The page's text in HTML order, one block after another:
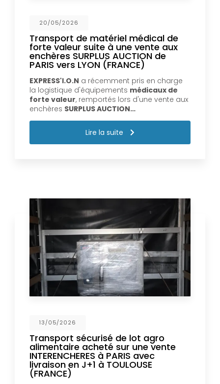
20/05/2026
Transport de matériel médical de
forte valeur suite à une vente aux
enchères SURPLUS AUCTION de
PARIS vers LYON (FRANCE)
EXPRESS'I.O.N a récemment pris en charge
la logistique d'équipements médicaux de
forte valeur, remportés lors d'une vente aux
enchères SURPLUS AUCTION…
Lire la suite
13/05/2026
Transport sécurisé de lot agro
alimentaire acheté sur une vente
INTERENCHERES à PARIS avec
livraison en J+1 à TOULOUSE
(FRANCE)